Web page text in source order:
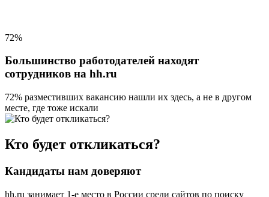
72%
Большинство работодателей находят
сотрудников на hh.ru
72% разместивших вакансию нашли их здесь, а не в другом
месте, где тоже искали
Кто будет откликаться?
Кандидаты нам доверяют
hh.ru занимает 1-е место в России среди сайтов по поиску